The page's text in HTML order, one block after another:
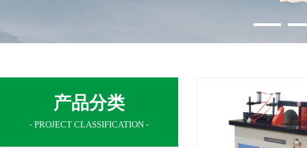
产品分类
- PROJECT CLASSIFICATION -